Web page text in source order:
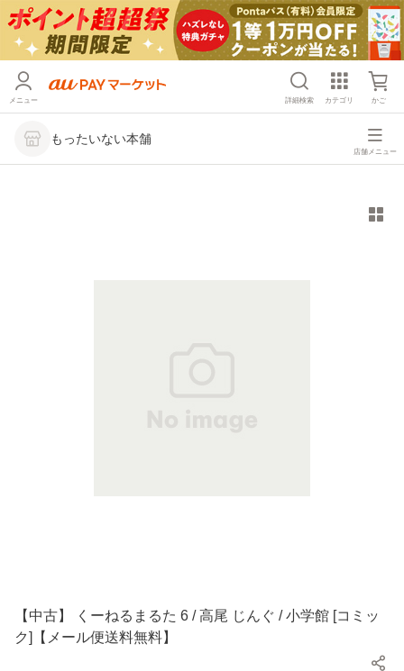
メニュー 詳細検索 カテゴリ かご
もったいない本舗
店舗メニュー
【中古】 くーねるまるた 6 / 高尾 じんぐ / 小学館 [コミッ
ク]【メール便送料無料】